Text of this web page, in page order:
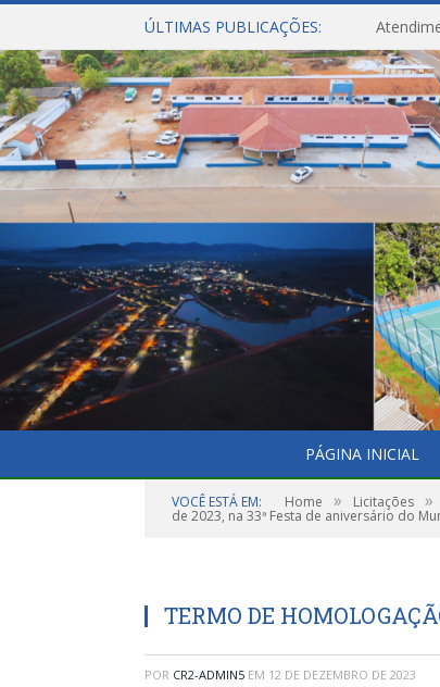
ÚLTIMAS PUBLICAÇÕES:
PÁGINA INICIAL
VOCÊ ESTÁ EM: Home » Licitações »
de 2023, na 33ª Festa de aniversário do
TERMO DE
POR CR2-ADMIN5 EM 12 DE DEZEMBRO DE 2023